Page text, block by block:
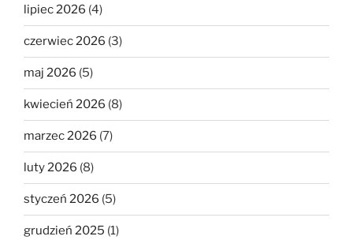
lipiec 2026 (4)
czerwiec 2026 (3)
maj 2026 (5)
kwiecień 2026 (8)
marzec 2026 (7)
luty 2026 (8)
styczeń 2026 (5)
grudzień 2025 (1)